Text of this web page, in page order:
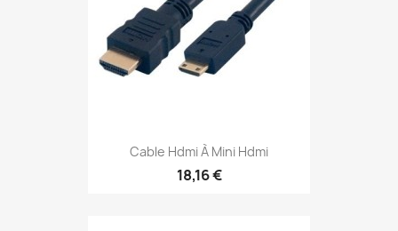
Cable Hdmi À Mini Hdmi
18,16 €